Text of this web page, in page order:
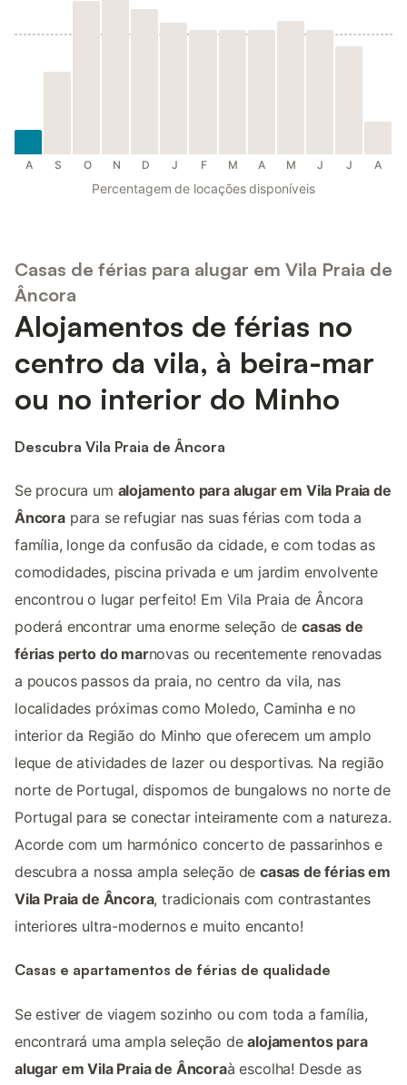
A S O N D J F M A M J J A
Percentagem de locações disponíveis
Casas de férias para alugar em Vila Praia de
Âncora
Alojamentos de férias no
centro da vila, à beira-mar
ou no interior do Minho
Descubra Vila Praia de Âncora
Se procura um alojamento para alugar em Vila Praia de
Âncorapara se refugiar nas suas férias com toda a
família, longe da confusão da cidade, e com todas as
comodidades, piscina privada e um jardim envolvente
encontrou o lugar perfeito! Em Vila Praia de Âncora
poderá encontrar uma enorme seleção decasas de
férias perto do marnovas ou recentemente renovadas
a poucos passos da praia, no centro da vila, nas
localidades próximas como Moledo, Caminha e no
interior da Região do Minho que oferecem um amplo
leque de atividades de lazer ou desportivas. Na região
norte de Portugal, dispomos de bungalows no norte de
Portugal para se conectar inteiramente com a natureza.
Acorde com um harmónico concerto de passarinhos e
descubra a nossa ampla seleção decasas de férias em
Vila Praia de Âncora, tradicionais com contrastantes
interiores ultra-modernos e muito encanto!
Casas e apartamentos de férias de qualidade
Se estiver de viagem sozinho ou com toda a família,
encontrará uma ampla seleção dealojamentos para
alugar em Vila Praia de Âncoraà escolha! Desde as